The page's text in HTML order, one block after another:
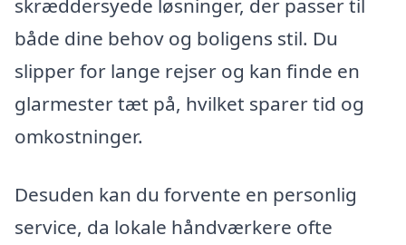
skræddersyede løsninger, der passer til
både dine behov og boligens stil. Du
slipper for lange rejser og kan finde en
glarmester tæt på, hvilket sparer tid og
omkostninger.
Desuden kan du forvente en personlig
service, da lokale håndværkere ofte